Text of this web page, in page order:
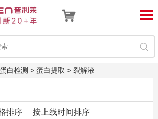
蛋白检测 > 蛋白提取 > 裂解液
排序 按上线时间排序